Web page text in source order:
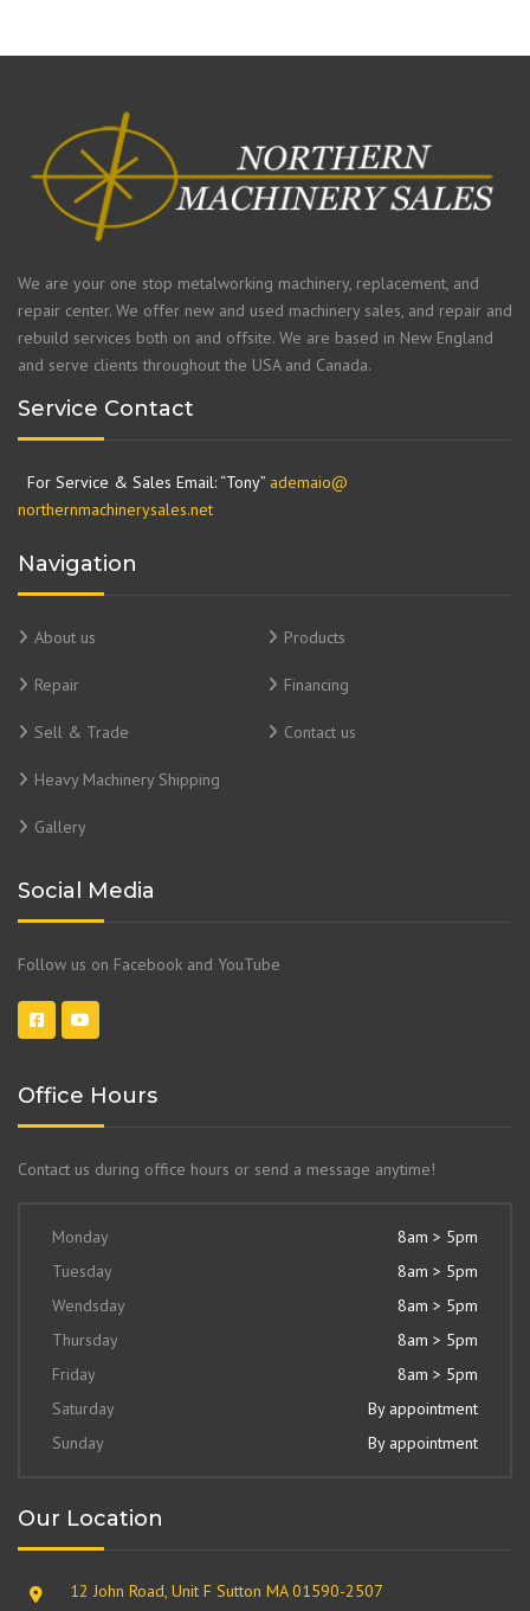
We are your one stop metalworking machinery, replacement, and
repair center. We offer new and used machinery sales, and repair and
rebuild services both on and offsite. We are based in New England
and serve clients throughout the USA and Canada.
Service Contact
For Service & Sales Email: “Tony” ademaio@
northernmachinerysales.net
Navigation
About us Products
Repair Financing
Sell & Trade Contact us
Heavy Machinery Shipping
Gallery
Social Media
Follow us on Facebook and YouTube
Office Hours
Contact us during office hours or send a message anytime!
Monday
8am > 5pm
Tuesday
8am > 5pm
Wendsday
8am > 5pm
Thursday
8am > 5pm
Friday
8am > 5pm
Saturday
By appointment
Sunday
By appointment
Our Location
12 John Road, Unit F Sutton MA 01590-2507